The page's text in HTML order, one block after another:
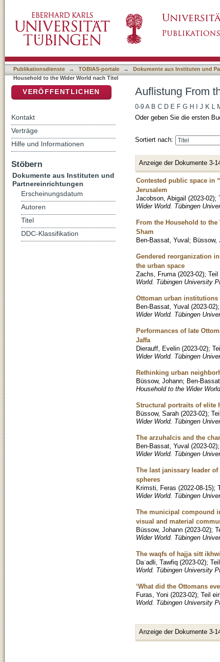
Publikationsdienste → TOBIAS-portale →
Dokumente aus Instituten und
Household to the Wider World nach Titel
Auflistung From
0-9 A B C D E F G H J K L
Oder geben Sie die ersten
Sortiert nach:
Anzeige der Dokumente 3-
Contested public space in
Jerusalem
Jacobson, Abigail (2023-02);
Wider World. Tübingen
From the Household to
Sham
Ben-Bassat, Yuval; Büssow,
Gendered reorganization
the urban space
Zachs, Fruma (2023-02); Teil
World. Tübingen University
Ottoman urban
Ben-Bassat, Yuval (2023-02)
Wider World. Tübingen
Performances of late
Jaffa
Dierauff, Evelin (2023-02);
Wider World. Tübingen
Rethinking urban
Büssow, Johann; Ben-
Household to the Wider
Structural portraits of elite
Büssow, Sarah (2023-02);
Wider World. Tübingen
The arzuhalcis and the
Ben-Bassat, Yuval (2023-02)
Wider World. Tübingen
The last janissary leader of
spheres
Krimsti, Feras (2022-08-15);
Wider World. Tübingen
The municipal compound
visual and material
Büssow, Johann (2023-02);
Wider World. Tübingen
The waqfs of hajja sitt
Daʿadli, Tawfiq (2023-02);
World. Tübingen University
‘What did the Ottomans
Furas, Yoni (2023-02); Teil
World. Tübingen University
Anzeige der Dokumente 3-
VERÖFFENTLICHEN
Kontakt
Verträge
Hilfe und Informationen
Stöbern
Dokumente aus Instituten und
Partnereinrichtungen
Erscheinungsdatum
Autoren
Titel
DDC-Klassifikation